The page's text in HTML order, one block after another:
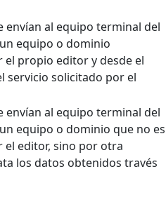
envían al equipo terminal del
equipo o dominio
el propio editor y desde el
servicio solicitado por el
envían al equipo terminal del
equipo o dominio que no es
el editor, sino por otra
los datos obtenidos través